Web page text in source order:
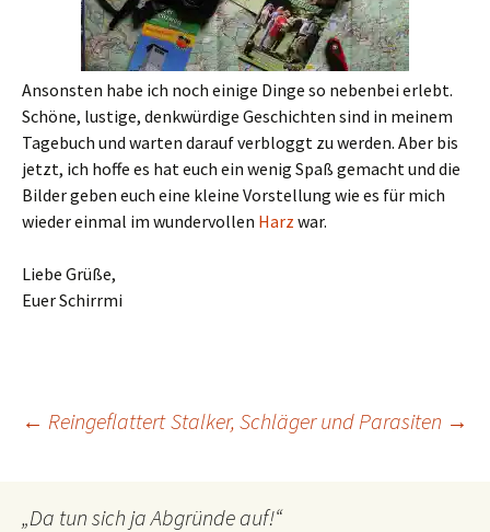
Ansonsten habe ich noch einige Dinge so nebenbei erlebt.
Schöne, lustige, denkwürdige Geschichten sind in meinem
Tagebuch und warten darauf verbloggt zu werden. Aber bis
jetzt, ich hoffe es hat euch ein wenig Spaß gemacht und die
Bilder geben euch eine kleine Vorstellung wie es für mich
wieder einmal im wundervollen Harz war.
Liebe Grüße,
Euer Schirrmi
Beitragsnavigation
← Reingeflattert Stalker, Schläger und Parasiten →
„Da tun sich ja Abgründe auf!“